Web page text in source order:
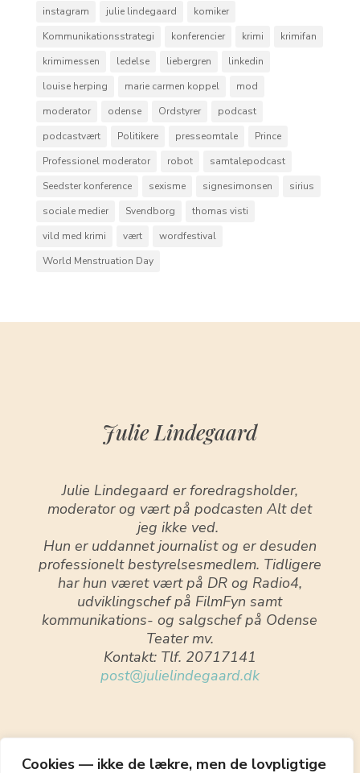
Cookies — ikke de lækre, men de lovpligtige
instagram
julie lindegaard
komiker
Kommunikationsstrategi
konferencier krimi
krimifan
krimimessen
ledelse liebergren
linkedin
louise herping
marie carmen koppel
mod
moderator
odense Ordstyrer
podcast
podcastvært
Politikere presseomtale
Prince
Professionel moderator
robot
samtalepodcast
Seedster konference
sexisme signesimonsen
sirius
sociale medier
Svendborg
thomas visti
vild med krimi
vært
wordfestival
World Menstruation Day
Julie Lindegaard
Julie Lindegaard er foredragsholder,
moderator og vært på podcasten Alt det
jeg ikke ved.
Hun er uddannet journalist og er desuden
professionelt bestyrelsesmedlem. Tidligere
har hun været vært på DR og Radio4,
udviklingschef på FilmFyn samt
kommunikations- og salgschef på Odense
Teater mv.
Kontakt: Tlf. 20717141
post@julielindegaard.dk